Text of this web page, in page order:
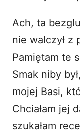
Ach, ta
nie walczył z
Pamiętam te
Smak niby
mojej Basi,
Chciałam jej
szukałam